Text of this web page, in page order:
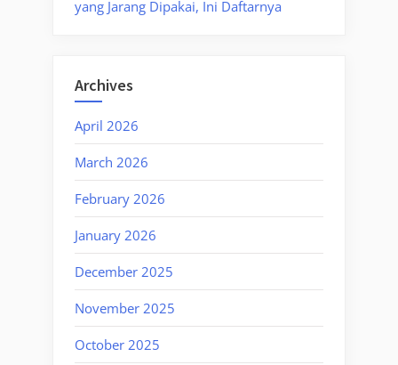
yang Jarang Dipakai, Ini Daftarnya
Archives
April 2026
March 2026
February 2026
January 2026
December 2025
November 2025
October 2025